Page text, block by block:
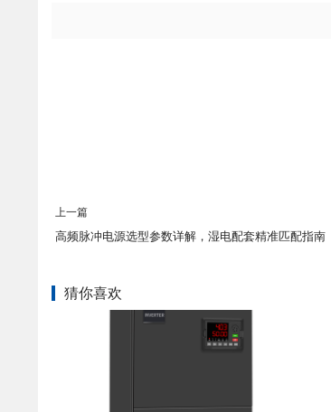
上一篇
高频脉冲电源选型参数详解，湿电配套精准匹配指南
猜你喜欢